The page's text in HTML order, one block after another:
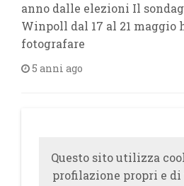
anno dalle elezioni Il
Winpoll dal 17 al 21 maggio
fotografare
5 anni ago
Questo sito utilizza
profilazione propri e